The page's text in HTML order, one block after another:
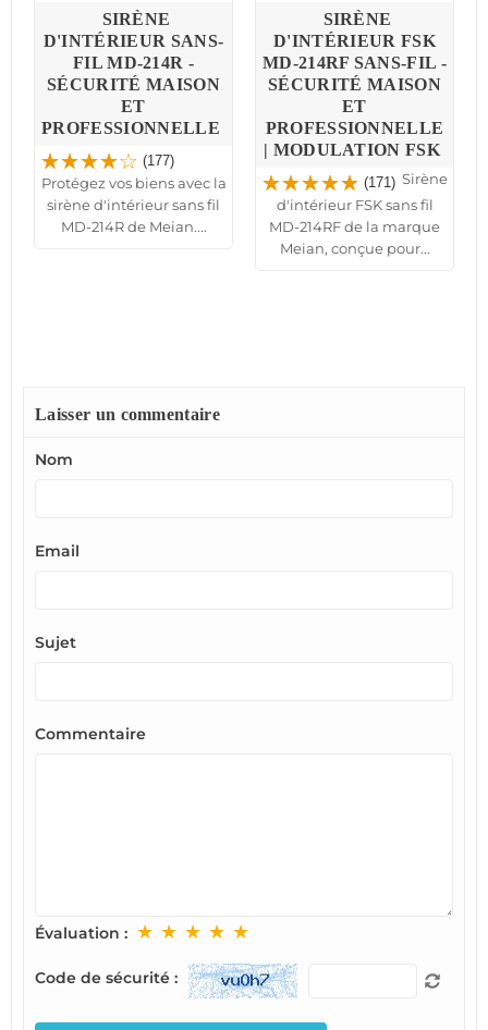
SIRÈNE
D'INTÉRIEUR SANS-
FIL MD-214R -
SÉCURITÉ MAISON
ET
PROFESSIONNELLE
(177)
Protégez vos biens avec la
sirène d'intérieur sans fil
MD-214R de Meian....
SIRÈNE
D'INTÉRIEUR FSK
MD-214RF SANS-FIL -
SÉCURITÉ MAISON
ET
PROFESSIONNELLE
| MODULATION FSK
(171) Sirène
d'intérieur FSK sans fil
MD-214RF de la marque
Meian, conçue pour...
Laisser un commentaire
Nom
Email
Sujet
Commentaire
Évaluation : ★ ★ ★ ★ ★
Code de sécurité :